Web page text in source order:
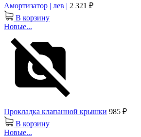
Амортизатор | лев | 2 321 ₽
В корзину
Новые...
Прокладка клапанной крышки 985 ₽
В корзину
Новые...